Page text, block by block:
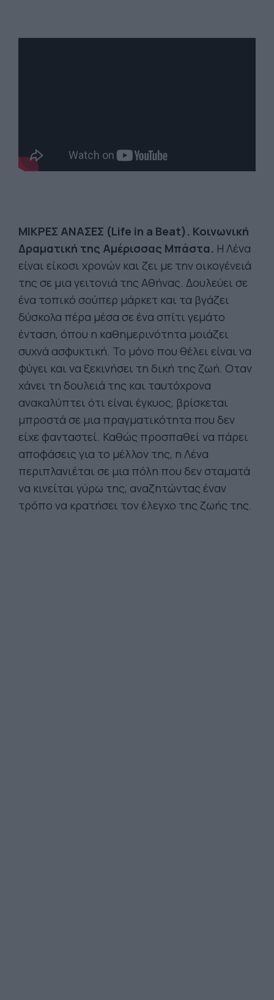
ΜΙΚΡΕΣ ΑΝΑΣΕΣ (Life in a Beat). Κοινωνική
Δραματική της Αμέρισσας Μπάστα. Η Λένα
είναι είκοσι χρονών και ζει με την οικογένειά
της σε μια γειτονιά της Αθήνας. Δουλεύει σε
ένα τοπικό σούπερ μάρκετ και τα βγάζει
δύσκολα πέρα μέσα σε ένα σπίτι γεμάτο
ένταση, όπου η καθημερινότητα μοιάζει
συχνά ασφυκτική. Το μόνο που θέλει είναι να
φύγει και να ξεκινήσει τη δική της ζωή. Οταν
χάνει τη δουλειά της και ταυτόχρονα
ανακαλύπτει ότι είναι έγκυος, βρίσκεται
μπροστά σε μια πραγματικότητα που δεν
είχε φανταστεί. Καθώς προσπαθεί να πάρει
αποφάσεις για το μέλλον της, η Λένα
περιπλανιέται σε μια πόλη που δεν σταματά
να κινείται γύρω της, αναζητώντας έναν
τρόπο να κρατήσει τον έλεγχο της ζωής της.